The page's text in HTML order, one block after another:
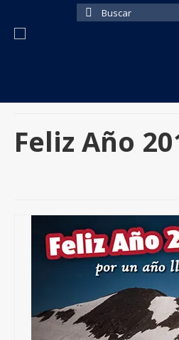
Buscar
Feliz Año